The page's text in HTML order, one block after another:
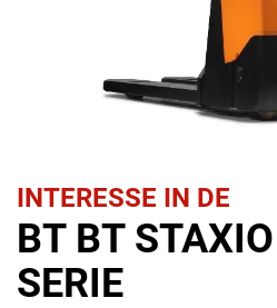
INTERESSE IN DE
BT BT
SERIE